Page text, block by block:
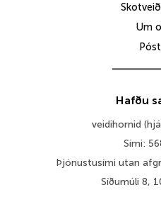
Um
Hafðu
veidihornid
Sími:
Þjónustusími utan
Síðumúli 8,